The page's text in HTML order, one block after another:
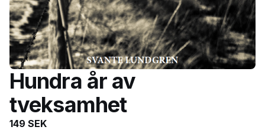
Hundra år av
tveksamhet
149 SEK